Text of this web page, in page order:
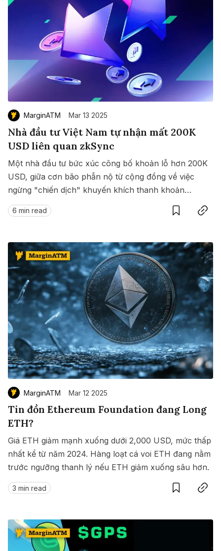
MarginATM Mar 13 2025
Nhà đầu tư Việt Nam tự nhận mất 200K
USD liên quan zkSync
Một nhà đầu tư bức xúc công bố khoản lỗ hơn 200K
USD, giữa cơn bão phẫn nộ từ cộng đồng về việc
ngừng "chiến dịch" khuyến khích thanh khoản
zkSync Ignite. Đây từng được cho là nước đi tham
vọng nhằm củng cố vị thế của zkSync trong mảng
6 min read
SaveCopy link
MarginATM Mar 12 2025
Tin đồn Ethereum Foundation đang Long
ETH?
Giá ETH giảm mạnh xuống dưới 2,000 USD, mức thấp
nhất kể từ năm 2024. Hàng loạt cá voi ETH đang nằm
trước ngưỡng thanh lý nếu ETH giảm xuống sâu hơn.
3 min read
SaveCopy link